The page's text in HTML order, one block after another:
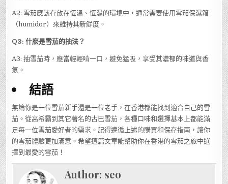
A2: 雪茄應該存放在恆溫、恆濕的環境中，通常需要使用雪茄保濕箱
（humidor）來維持其新鮮度。
Q3: 什麼是雪茄的抽法？
A3: 抽雪茄時，應當輕輕啃一口，避免猛吸，享受其濃郁的味道與香
氣。
結語
無論你是一位雪茄新手還是一位老手，在香港都能找到適合自己的雪
茄。從高希霸到其它著名的古巴雪茄，各種口味和選擇基本上都能滿
足每一位雪茄愛好者的需求。記得遵循上述的購買和保存指南，讓你
的雪茄體驗更加滿意。希望這篇文章能幫助你在香港的雪茄之旅中選
擇到最愛的雪茄！
Author: seo